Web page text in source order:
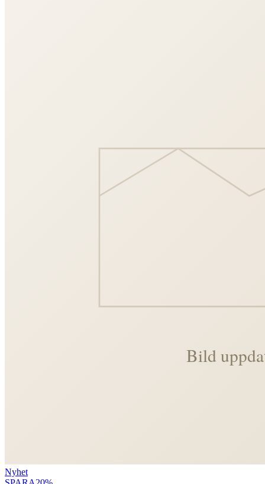
Nyhet